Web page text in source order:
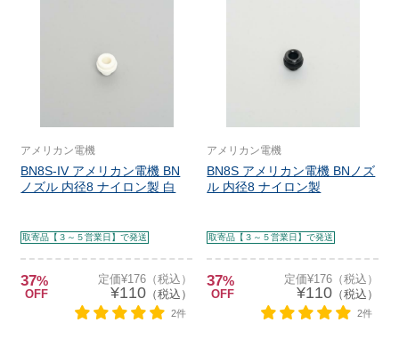
アメリカン電機
BN8S-IV アメリカン電機 BN
ノズル 内径8 ナイロン製 白
取寄品【３～５営業日】で発送
37%
OFF
定価¥176（税込）
¥110（税込）
2件
アメリカン電機
BN8S アメリカン電機 BNノズ
ル 内径8 ナイロン製
取寄品【３～５営業日】で発送
37%
OFF
定価¥176（税込）
¥110（税込）
2件